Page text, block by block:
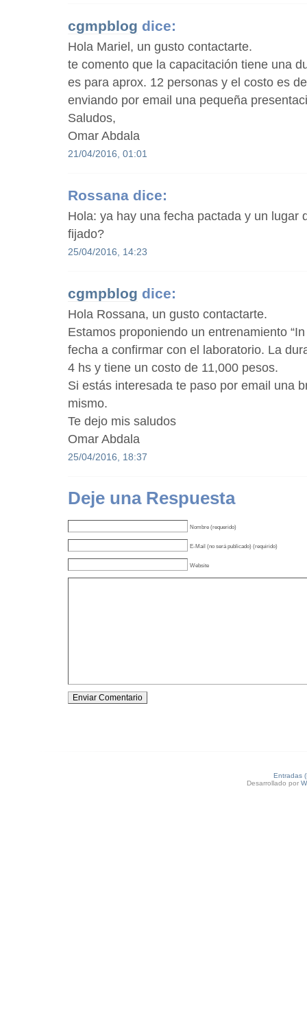
cgmpblog dice:
Hola Mariel, un gusto contactarte.
te comento que la capacitación tiene una
es para aprox. 12 personas y el costo es
enviando por email una pequeña
Saludos,
Omar Abdala
21/04/2016, 01:01
Rossana dice:
Hola: ya hay una fecha pactada y un lugar
fijado?
25/04/2016, 14:23
cgmpblog dice:
Hola Rossana, un gusto contactarte.
Estamos proponiendo un entrenamiento
fecha a confirmar con el laboratorio. La
4 hs y tiene un costo de 11,000 pesos.
Si estás interesada te paso por email una
mismo.
Te dejo mis saludos
Omar Abdala
25/04/2016, 18:37
Deje una Respuesta
Nombre (requerido)
E-Mail (no será publicado) (requirido)
Website
Entradas
Desarrollado por